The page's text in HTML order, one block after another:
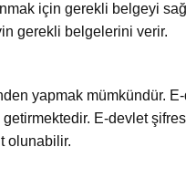
için gerekli belgeyi
gerekli belgelerini verir.
yapmak mümkündür.
getirmektedir. E-devlet
olunabilir.